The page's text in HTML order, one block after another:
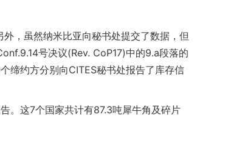
，虽然纳米比亚向秘书处提交了数据，但
号决议(Rev. CoP17)中的9.a段落的
缔约方分别向CITES秘书处报告了库存信
。这7个国家共计有87.3吨犀牛角及碎片